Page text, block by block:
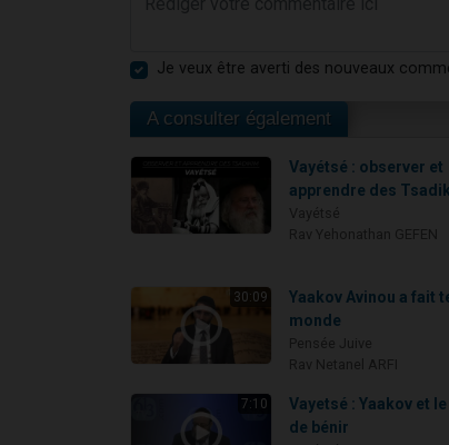
Je veux être averti des nouveaux
A consulter également
Vayétsé : observer et
apprendre des
30:09
Yaakov Avinou a fait
monde
7:10
Vayetsé : Yaakov et
de bénir